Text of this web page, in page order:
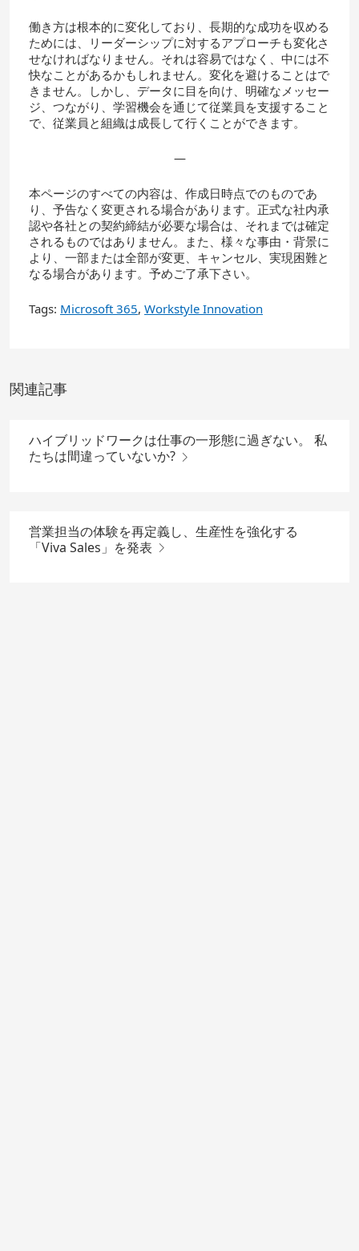
働き方は根本的に変化しており、長期的な成功を収める
ためには、リーダーシップに対するアプローチも変化さ
せなければなりません。それは容易ではなく、中には不
快なことがあるかもしれません。変化を避けることはで
きません。しかし、データに目を向け、明確なメッセー
ジ、つながり、学習機会を通じて従業員を支援すること
で、従業員と組織は成長して行くことができます。
—
本ページのすべての内容は、作成日時点でのものであ
り、予告なく変更される場合があります。正式な社内承
認や各社との契約締結が必要な場合は、それまでは確定
されるものではありません。また、様々な事由・背景に
より、一部または全部が変更、キャンセル、実現困難と
なる場合があります。予めご了承下さい。
Tags: Microsoft 365, Workstyle Innovation
関連記事
ハイブリッドワークは仕事の一形態に過ぎない。 私
たちは間違っていないか?
営業担当の体験を再定義し、生産性を強化する
「Viva Sales」を発表